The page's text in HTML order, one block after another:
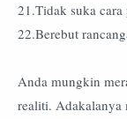
21.Tidak suka cara
22.Berebut
Anda mungkin
realiti. Adakalanya